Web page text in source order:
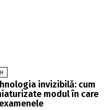
invizibilă: cum
modul în care